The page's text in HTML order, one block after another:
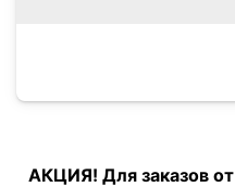
АКЦИЯ! Для заказов